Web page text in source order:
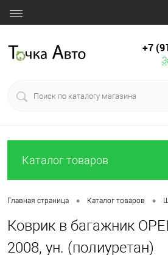
+7
Каталог товаров
Главная страница • Каталог товаров •
Коврик в багажник
2008, ун. (полиуретан)